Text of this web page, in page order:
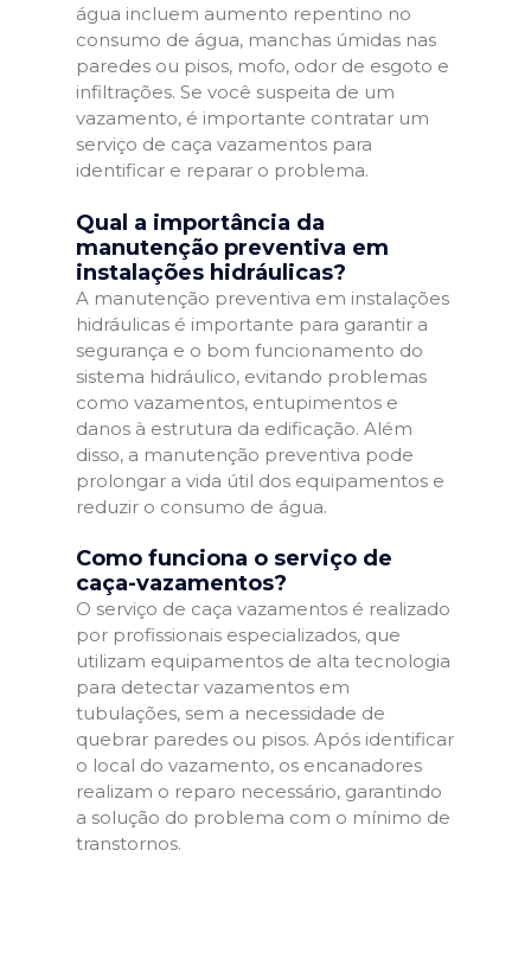
água incluem aumento repentino no
consumo de água, manchas úmidas nas
paredes ou pisos, mofo, odor de esgoto e
infiltrações. Se você suspeita de um
vazamento, é importante contratar um
serviço de caça vazamentos para
identificar e reparar o problema.
Qual a importância da
manutenção preventiva em
instalações hidráulicas?
A manutenção preventiva em instalações
hidráulicas é importante para garantir a
segurança e o bom funcionamento do
sistema hidráulico, evitando problemas
como vazamentos, entupimentos e
danos à estrutura da edificação. Além
disso, a manutenção preventiva pode
prolongar a vida útil dos equipamentos e
reduzir o consumo de água.
Como funciona o serviço de
caça-vazamentos?
O serviço de caça vazamentos é realizado
por profissionais especializados, que
utilizam equipamentos de alta tecnologia
para detectar vazamentos em
tubulações, sem a necessidade de
quebrar paredes ou pisos. Após identificar
o local do vazamento, os encanadores
realizam o reparo necessário, garantindo
a solução do problema com o mínimo de
transtornos.